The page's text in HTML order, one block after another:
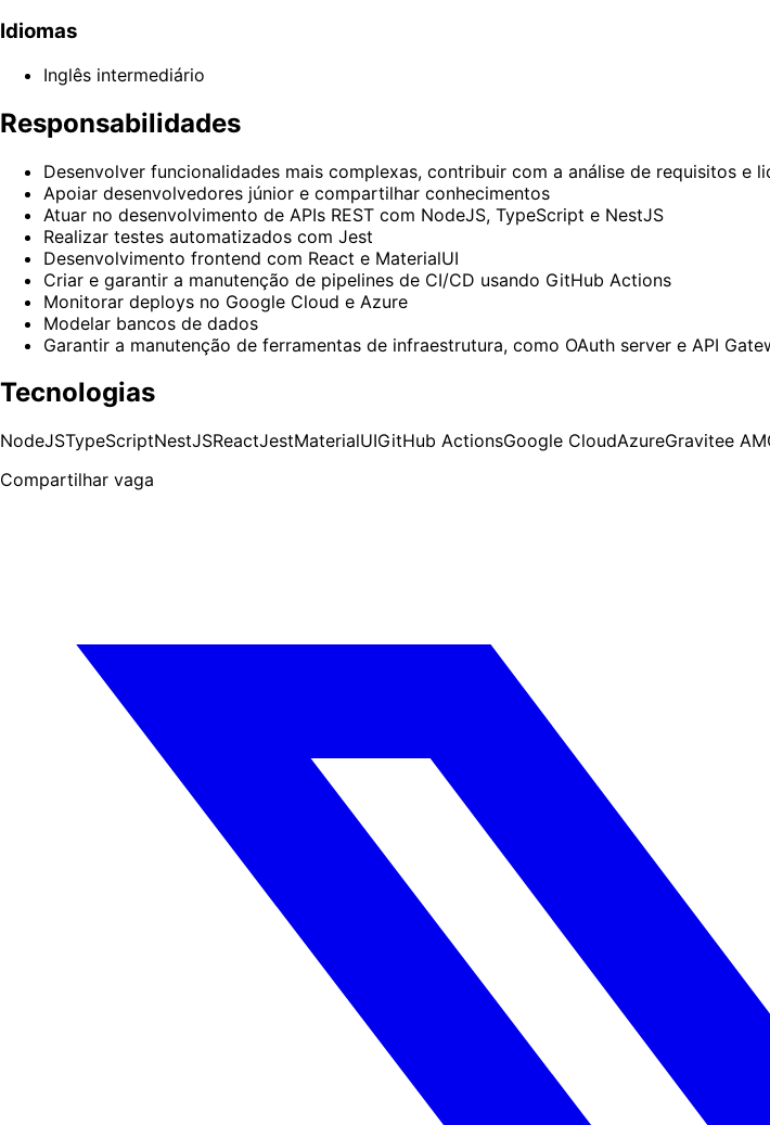
Idiomas
Inglês intermediário
Responsabilidades
Desenvolver funcionalidades mais complexas, contribuir com a análise de requisitos e
Apoiar desenvolvedores júnior e compartilhar conhecimentos
Atuar no desenvolvimento de APIs REST com NodeJS, TypeScript e NestJS
Realizar testes automatizados com Jest
Desenvolvimento frontend com React e MaterialUI
Criar e garantir a manutenção de pipelines de CI/CD usando GitHub Actions
Monitorar deploys no Google Cloud e Azure
Modelar bancos de dados
Garantir a manutenção de ferramentas de infraestrutura, como OAuth server e API
Tecnologias
NodeJSTypeScriptNestJSReactJestMaterialUIGitHub ActionsGoogle CloudAzureGravitee AM
Compartilhar vaga